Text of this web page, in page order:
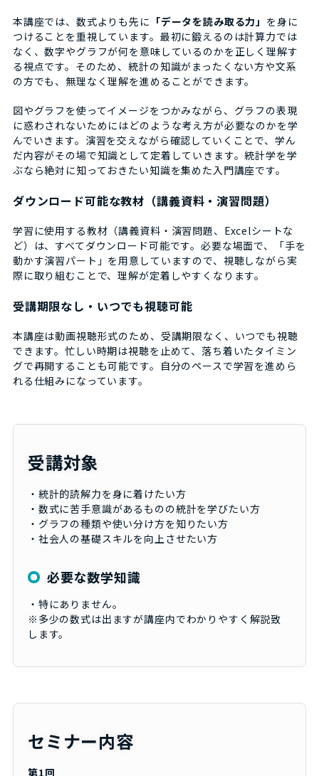
本講座では、数式よりも先に 「データを読み取る力」 を身に
つけることを重視しています。最初に鍛えるのは計算力では
なく、数字やグラフが何を意味しているのかを正しく理解す
る視点です。そのため、統計の知識がまったくない方や文系
の方でも、無理なく理解を進めることができます。
図やグラフを使ってイメージをつかみながら、グラフの表現
に惑わされないためにはどのような考え方が必要なのかを学
んでいきます。演習を交えながら確認していくことで、学ん
だ内容がその場で知識として定着していきます。統計学を学
ぶなら絶対に知っておきたい知識を集めた入門講座です。
ダウンロード可能な教材（講義資料・演習問題）
学習に使用する教材（講義資料・演習問題、Excelシートな
ど）は、すべてダウンロード可能です。必要な場面で、「手を
動かす演習パート」を用意していますので、視聴しながら実
際に取り組むことで、理解が定着しやすくなります。
受講期限なし・いつでも視聴可能
本講座は動画視聴形式のため、受講期限なく、いつでも視聴
できます。忙しい時期は視聴を止めて、落ち着いたタイミン
グで再開することも可能です。自分のペースで学習を進めら
れる仕組みになっています。
受講対象
・統計的読解力を身に着けたい方
・数式に苦手意識があるものの統計を学びたい方
・グラフの種類や使い分け方を知りたい方
・社会人の基礎スキルを向上させたい方
必要な数学知識
・特にありません。
※多少の数式は出ますが講座内でわかりやすく解説致
します。
セミナー内容
第1回